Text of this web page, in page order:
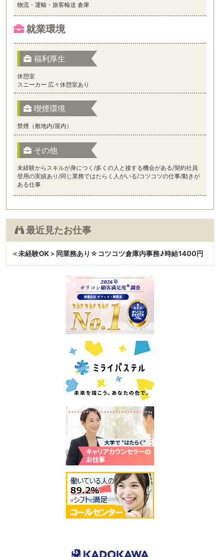
物流・運輸・旅客輸送 倉庫
就業環境
福利厚生
休憩室
スニーカー 広々休憩室あり
喫煙環境
禁煙（敷地内/屋内）
その他
未経験からスキルが身につく/多くの人と接する機会がある/契約社員
登用の実績あり/同じ業務ではたらく人がいる/コツコツの仕事/動きが
ある仕事
最近見たお仕事
＜未経験OK＞同業務あり☆コツコツ倉庫内事務♪時給1400円